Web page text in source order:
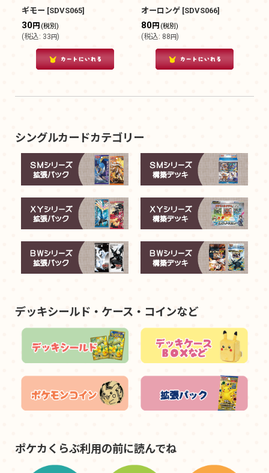
ギモー [SDVS065]
30円 (税別)
(税込: 33円)
オーロンゲ [SDVS066]
80円 (税別)
(税込: 88円)
シングルカードカテゴリー
デッキシールド・ケース・コインなど
ポケカくらぶ利用の前に読んでね